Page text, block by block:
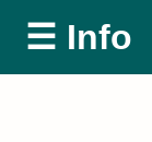
☰ Info